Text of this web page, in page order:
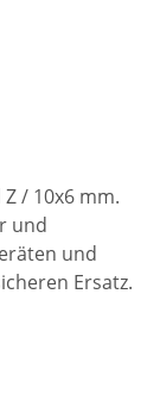
/ 10x6 mm.
und
und
Ersatz.